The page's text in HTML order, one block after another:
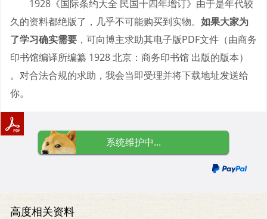
1928《国际条约大全 民国十四年增订》由于是年代较
久的资料都绝版了，几乎不可能购买到实物。 如果大家为
了学习确实需要 ，可向博主求助其电子版PDF文件（由商务
印书馆编译所编纂 1928 北京：商务印书馆 出版的版本）
。对合法合规的求助，我会当即受理并将下载地址发送给
你。
系统维护中...
高度相关资料